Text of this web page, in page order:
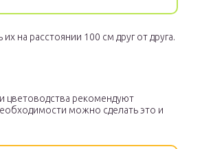
на расстоянии 100 см друг от друга.
цветоводства рекомендуют
можно сделать это и